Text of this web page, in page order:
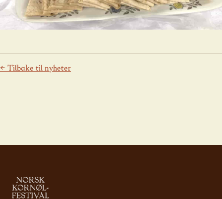
← Tilbake til nyheter